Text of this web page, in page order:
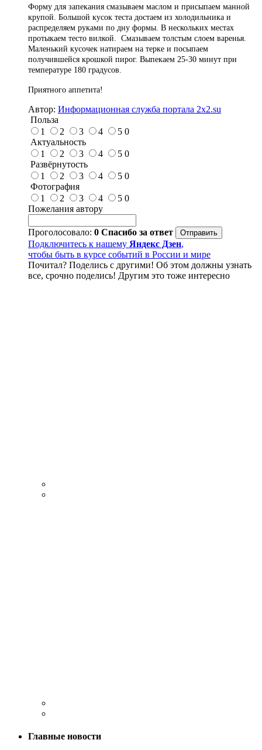
Форму для запекания смазываем маслом и присыпаем манной
крупой. Большой кусок теста достаем из холодильника и
распределяем руками по дну формы. В нескольких местах
протыкаем тесто вилкой. Смазываем толстым слоем варенья.
Маленький кусочек натираем на терке и посыпаем
получившейся крошкой пирог. Выпекаем 25-30 минут при
температуре 180 градусов.
Приятного аппетита!
Автор: Информационная служба портала 2x2.su
Польза
1
2 3 4 5 0
Актуальность
1
2 3 4 5 0
Развёрнутость
1
2 3 4 5 0
Фотография
1
2 3 4 5 0
Пожелания автору
Проголосовало: 0 Спасибо за ответ
Подключитесь к нашему Яндекс Дзен,
чтобы быть в курсе событий в России и мире
Почитал? Поделись с другими! Об этом должны узнать
все, срочно поделись! Другим это тоже интересно
Главные новости